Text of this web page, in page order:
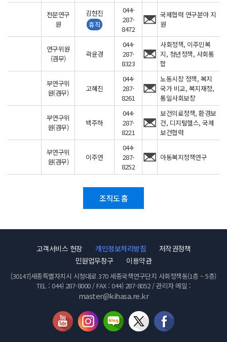
전문연구
원
김현진
휴직
044-
287-
8472
국제협력 연구분야 지
원
연구위원
(겸무)
곽윤경
044-
287-
8323
사회정책, 이주민복
지, 청년정책, 사회통
합
부연구위
원(겸무)
고혜진
044-
287-
8261
노동시장 정책, 복지
국가 비교, 복지재정,
통일사회보장
부연구위
원(겸무)
백주하
044-
287-
8221
보건의료정책, 환경보
건, 디지털헬스, 국제
보건협력
부연구위
원(겸무)
이주연
044-
287-
8252
아동복지정책연구
조직도 홈
고객서비스 헌장 개인정보처리방침
저작권정책
민원업무창구
이용약관
[30147]세종특별자치시 시청대로 370 세종국책연구단지 사회정책동(1층 ~ 5층)
TEL : 044) 287-8000 / FAX : 044) 287-8052 / 관리자 메일 :
master@kihasa.re.kr